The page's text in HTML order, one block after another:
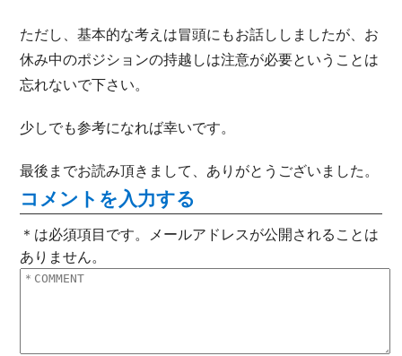
ただし、基本的な考えは冒頭にもお話ししましたが、お
休み中のポジションの持越しは注意が必要ということは
忘れないで下さい。
少しでも参考になれば幸いです。
最後までお読み頂きまして、ありがとうございました。
コメントを入力する
＊は必須項目です。メールアドレスが公開されることは
ありません。